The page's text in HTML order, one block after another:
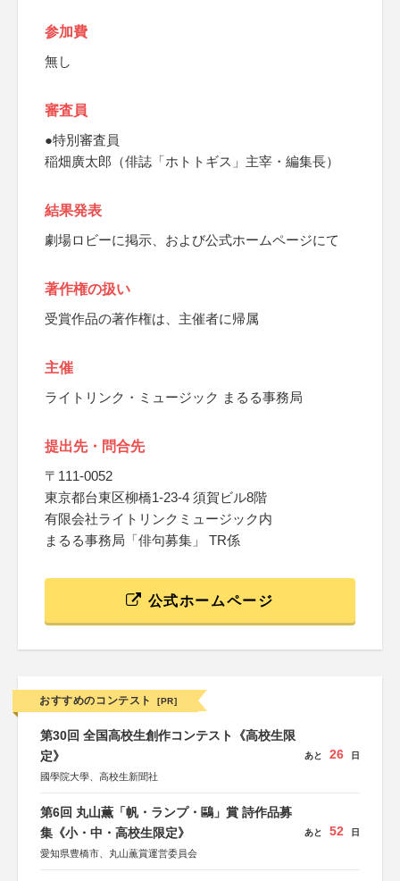
参加費
無し
審査員
●特別審査員
稲畑廣太郎（俳誌「ホトトギス」主宰・編集長）
結果発表
劇場ロビーに掲示、および公式ホームページにて
著作権の扱い
受賞作品の著作権は、主催者に帰属
主催
ライトリンク・ミュージック まるる事務局
提出先・問合先
〒111-0052
東京都台東区柳橋1-23-4 須賀ビル8階
有限会社ライトリンクミュージック内
まるる事務局「俳句募集」 TR係
公式ホームページ
おすすめのコンテスト [PR]
第30回 全国高校生創作コンテスト《高校生限
定》
國學院大學、高校生新聞社
あと 26 日
第6回 丸山薫「帆・ランプ・鷗」賞 詩作品募
集《小・中・高校生限定》
愛知県豊橋市、丸山薫賞運営委員会
あと 52 日